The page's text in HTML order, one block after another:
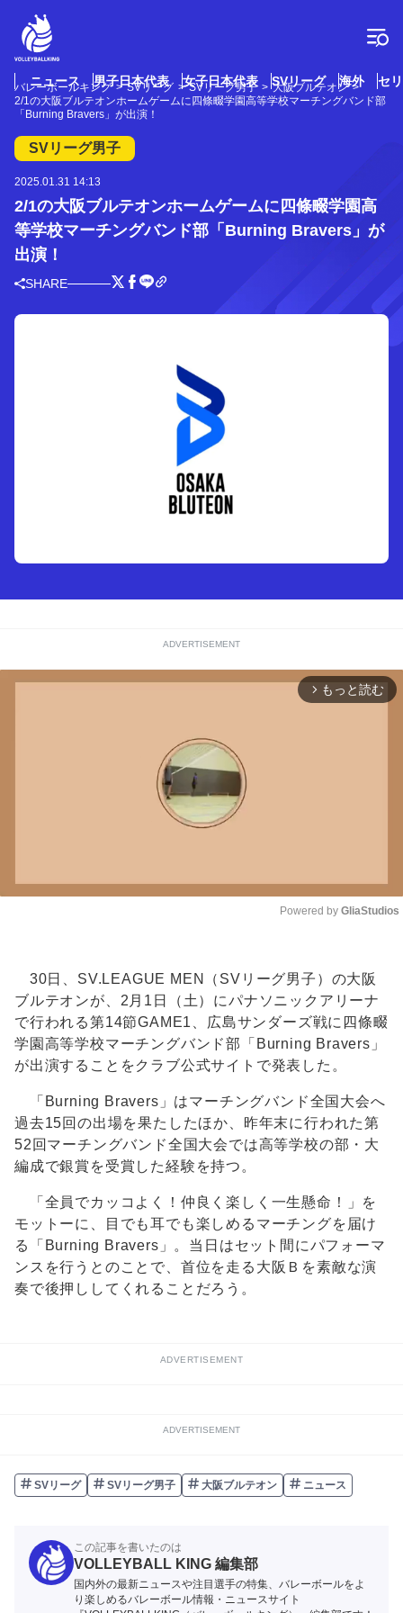
ニュース 男子日本代表 女子日本代表 SVリーグ 海外 セ
バレーボールキング SVリーグ SVリーグ男子
大阪ブルテオン
2/1の大阪ブルテオンホームゲームに四條畷学園高等学校マーチングバンド部
「Burning Bravers」が出演！
SVリーグ男子
2025.01.31 14:13
2/1の大阪ブルテオンホームゲームに四條畷学園高
等学校マーチングバンド部「Burning Bravers」が
出演！
SHARE
ADVERTISEMENT
arrow_forward_ios もっと読む
Powered by GliaStudios
30日、SV.LEAGUE MEN（SVリーグ男子）の大阪
ブルテオンが、2月1日（土）にパナソニックアリーナ
で行われる第14節GAME1、広島サンダーズ戦に四條畷
学園高等学校マーチングバンド部「Burning Bravers」
が出演することをクラブ公式サイトで発表した。
「Burning Bravers」はマーチングバンド全国大会へ
過去15回の出場を果たしたほか、昨年末に行われた第
52回マーチングバンド全国大会では高等学校の部・大
編成で銀賞を受賞した経験を持つ。
「全員でカッコよく！仲良く楽しく一生懸命！」を
モットーに、目でも耳でも楽しめるマーチングを届け
る「Burning Bravers」。当日はセット間にパフォーマ
ンスを行うとのことで、首位を走る大阪Ｂを素敵な演
奏で後押ししてくれることだろう。
ADVERTISEMENT
ADVERTISEMENT
SVリーグ SVリーグ男子 大阪ブルテオン ニュース
この記事を書いたのは
VOLLEYBALL KING 編集部
国内外の最新ニュースや注目選手の特集、バレーボールをよ
り楽しめるバレーボール情報・ニュースサイト